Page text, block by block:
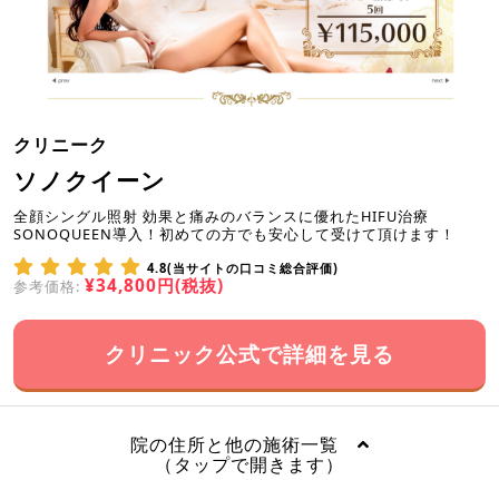
クリニーク
ソノクイーン
全顔シングル照射 効果と痛みのバランスに優れたHIFU治療
SONOQUEEN導入！初めての方でも安心して受けて頂けます！
4.8(当サイトの口コミ総合評価)
参考価格: ¥34,800円(税抜)
クリニック公式で詳細を見る
院の住所と他の施術一覧
（タップで開きます）